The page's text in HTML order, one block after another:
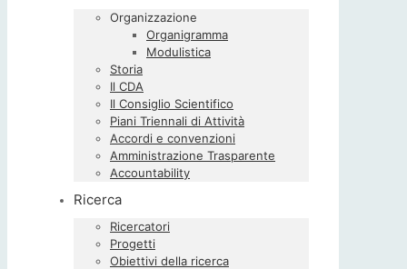
Organizzazione
Organigramma
Modulistica
Storia
Il CDA
Il Consiglio Scientifico
Piani Triennali di Attività
Accordi e convenzioni
Amministrazione Trasparente
Accountability
Ricerca
Ricercatori
Progetti
Obiettivi della ricerca